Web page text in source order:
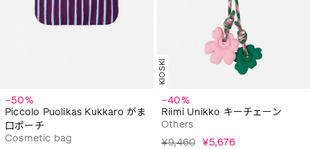
−50%
Piccolo Puolikas Kukkaro がま
口ポーチ
Cosmetic bag
KIOSKI
−40%
Riimi Unikko キーチェーン
Others
¥9,460 ¥5,676